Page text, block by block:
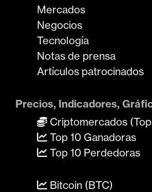
Mercados
Negocios
Tecnología
Notas de prensa
Artículos patrocinados
Precios, Indicadores,
Criptomercados
Top 10 Ganadoras
Top 10 Perdedoras
Bitcoin (BTC)